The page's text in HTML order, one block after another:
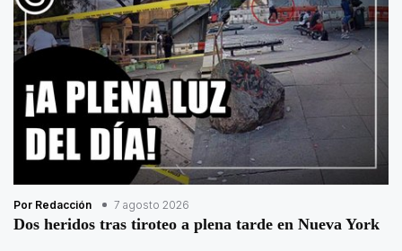
Por Redacción 7 agosto 2026
Dos heridos tras tiroteo a plena tarde en Nueva York